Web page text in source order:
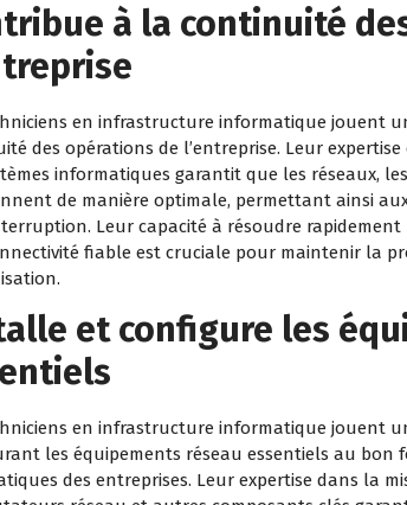
à la continuité
en infrastructure informatique jouent
des opérations de l’entreprise. Leur
informatiques garantit que les réseaux,
de manière optimale, permettant ainsi
Leur capacité à résoudre
fiable est cruciale pour maintenir la
et configure les
en infrastructure informatique jouent
les équipements réseau essentiels au bon
des entreprises. Leur expertise dans la